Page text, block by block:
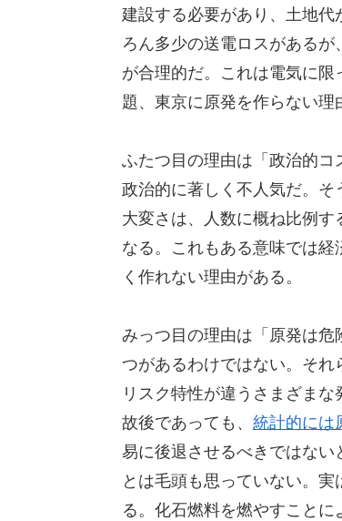
建設する必要があり、土地
ろん多少の送電ロスがある
が合理的だ。これは電気に
題、東京に原発を作らない理
ふたつ目の理由は「政治的
政治的に著しく不人気だ。
大変さは、人数に概ね比例す
なる。これもある意味では
く作れない理由がある。
みっつ目の理由は「原発は
つがあるわけではない。そ
リスク特性が違うさまざま
故後であっても、 統計的には
易に後退させるべきではな
とは毛頭も思っていない。
る。化石燃料を燃やすこと